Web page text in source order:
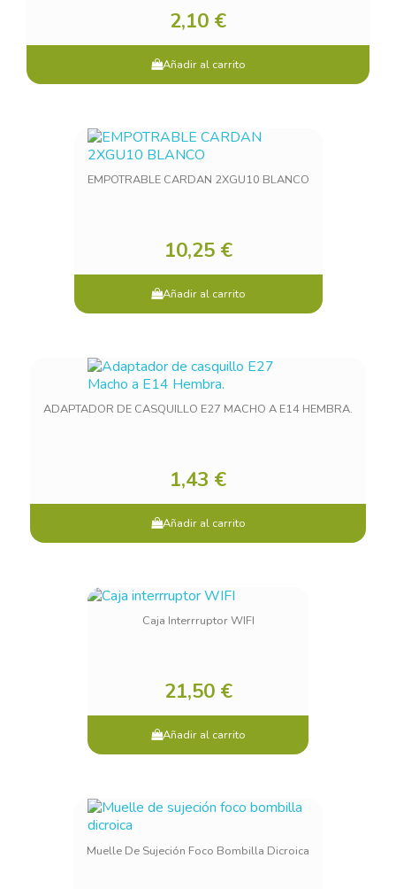
2,10 €
Añadir al carrito
EMPOTRABLE CARDAN 2XGU10 BLANCO
10,25 €
Añadir al carrito
ADAPTADOR DE CASQUILLO E27 MACHO A E14 HEMBRA.
1,43 €
Añadir al carrito
Caja Interrruptor WIFI
21,50 €
Añadir al carrito
Muelle De Sujeción Foco Bombilla Dicroica
You need to be logged in to save products in your wish
Cancel